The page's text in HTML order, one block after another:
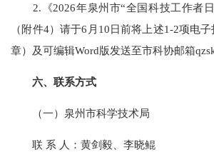
2.《2026年泉州市“全国科技工作者日
（附件4）请于6月10日前将上述1-2项电
章）及可编辑Word版发送至市科协邮箱
六、联系方式
（一）泉州市科学技术局
联 系 人：黄剑毅、李晓鲲